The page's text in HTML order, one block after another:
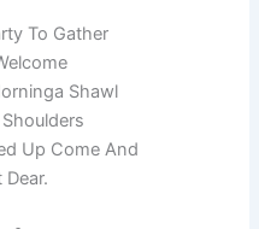
To Gather
Shawl
Up Come And
Dear.